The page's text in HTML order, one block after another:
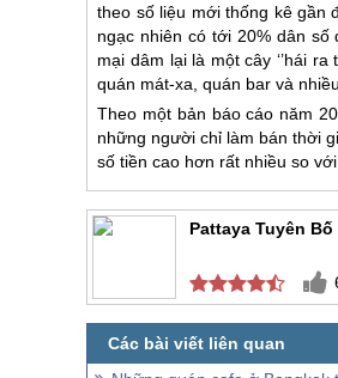
theo số liệu mới thống kê gần
ngạc nhiên có tới 20% dân
mại dâm lại là một cây ‘’hái
quán mát-xa, quán bar và
Theo một bản báo cáo năm
những người chỉ làm bán thời
số tiền cao hơn rất nhiều so
Pattaya Tuyên Bố